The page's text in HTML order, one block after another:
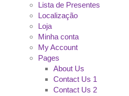
Lista de Presentes
Localização
Loja
Minha conta
My Account
Pages
About Us
Contact Us 1
Contact Us 2